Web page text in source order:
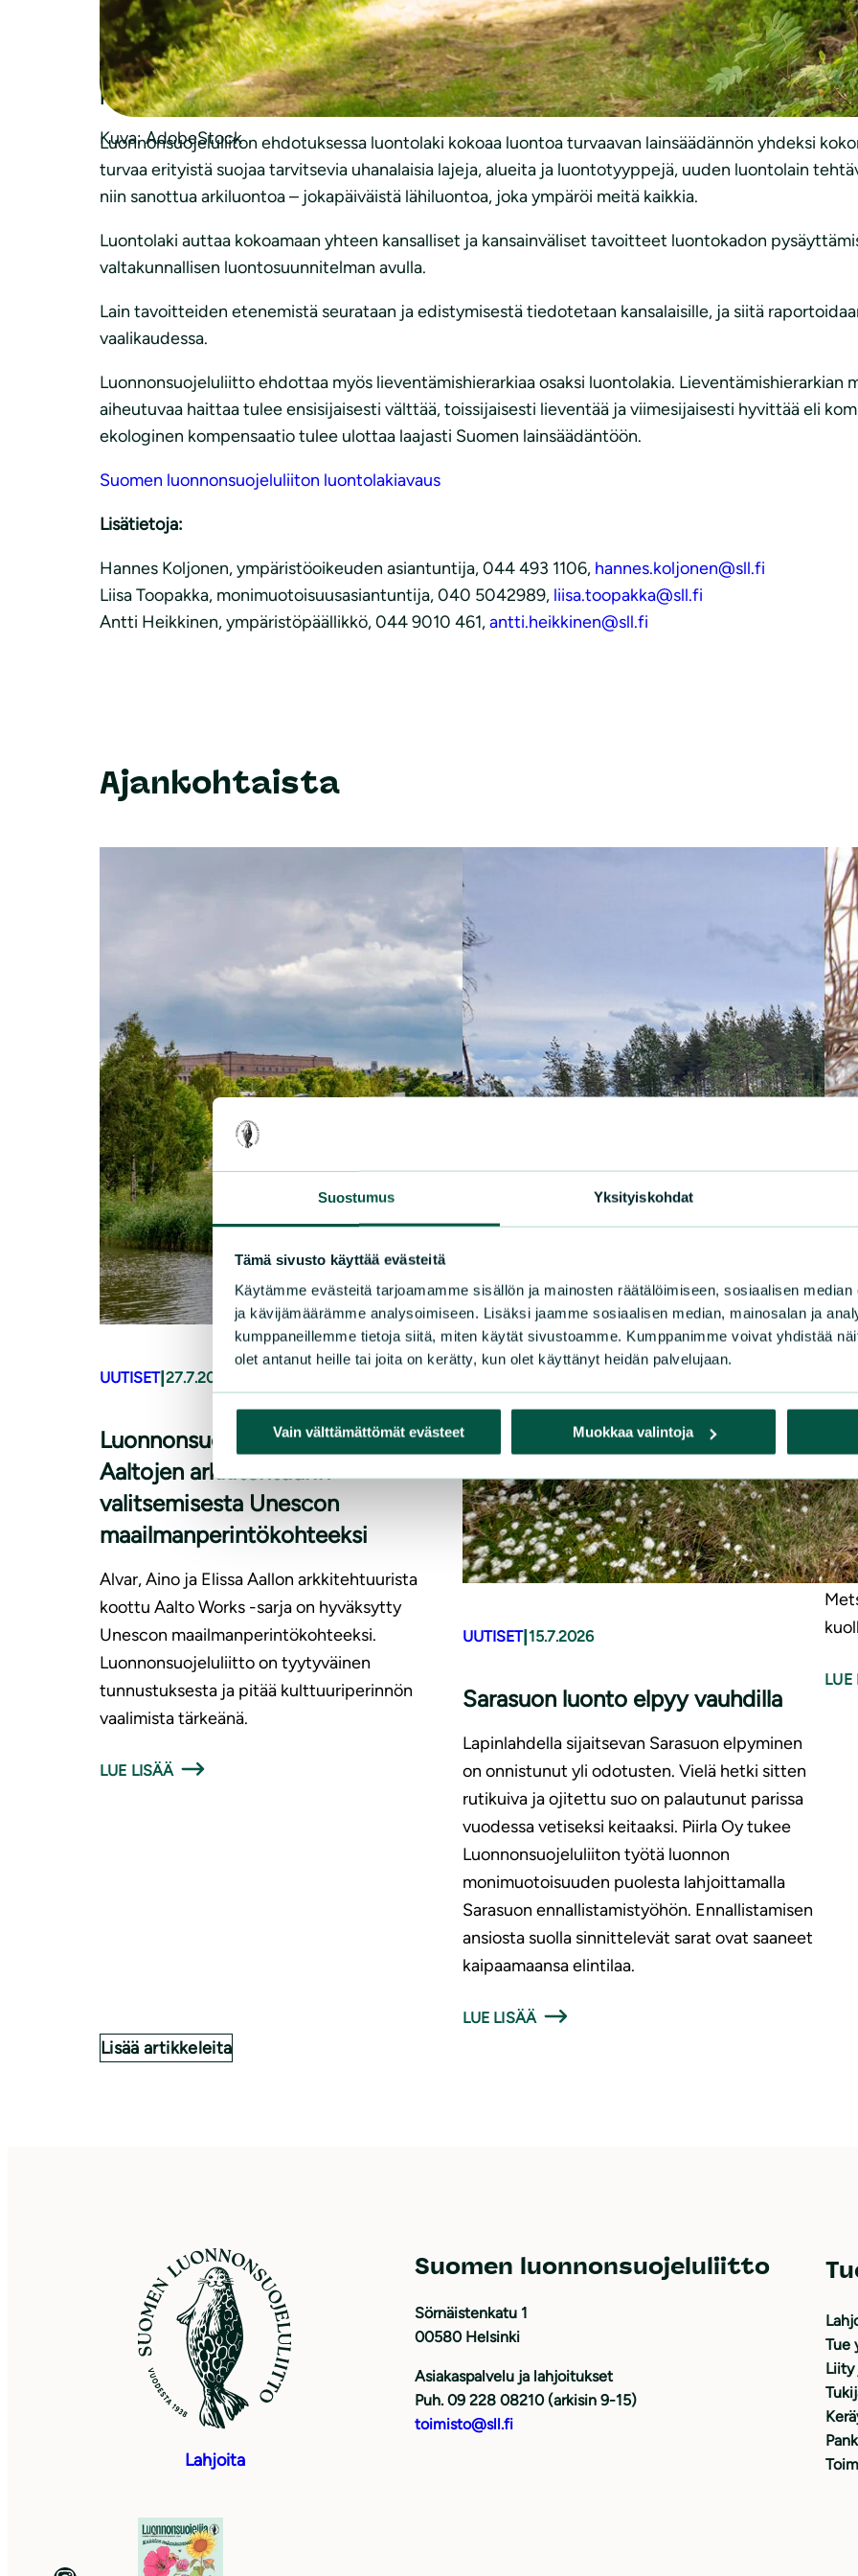
Suostumus Yksityiskohdat
Tämä sivusto käyttää evästeitä
Käytämme evästeitä tarjoamamme sisällön ja mainosten räätälöimiseen, sosiaalisen
ja kävijämäärämme analysoimiseen. Lisäksi jaamme sosiaalisen median, mainosalan ja
kumppaneillemme tietoja siitä, miten käytät sivustoamme. Kumppanimme voivat yhdistää
olet antanut heille tai joita on kerätty, kun olet käyttänyt heidän palvelujaan.
Vain välttämättömät evästeet Muokkaa valintoja
Kuva: AdobeStock
”Luonto köyhtyy koko ajan ympäriltämme. Luontolailla Suomen lakiin kirjattaisiin vuosi milloin tämä
asettaa myös tavoitevuosi milloin Suomi on luontopositiivinen – eli luonnon tila alkaisi vahvistua
tavoitteiden saavuttamiseksi laissa on asetettava riittävät keinot”, sanoo Suomen
Koljonen.
Luonnonsuojeluliiton ehdotuksessa luontolaki kokoaa luontoa turvaavan lainsäädännön yhdeksi
turvaa erityistä suojaa tarvitsevia uhanalaisia lajeja, alueita ja luontotyyppejä, uuden luontolain
niin sanottua arkiluontoa – jokapäiväistä lähiluontoa, joka ympäröi meitä kaikkia.
Luontolaki auttaa kokoamaan yhteen kansalliset ja kansainväliset tavoitteet luontokadon
valtakunnallisen luontosuunnitelman avulla.
Lain tavoitteiden etenemistä seurataan ja edistymisestä tiedotetaan kansalaisille, ja siitä
vaalikaudessa.
Luonnonsuojeluliitto ehdottaa myös lieventämishierarkiaa osaksi luontolakia. Lieventämishierarkian
aiheutuvaa haittaa tulee ensisijaisesti välttää, toissijaisesti lieventää ja viimesijaisesti hyvittää eli
ekologinen kompensaatio tulee ulottaa laajasti Suomen lainsäädäntöön.
Suomen luonnonsuojeluliiton luontolakiavaus
Lisätietoja:
Hannes Koljonen, ympäristöoikeuden asiantuntija, 044 493 1106, hannes.koljonen@sll.fi
Liisa Toopakka, monimuotoisuusasiantuntija, 040 5042989, liisa.toopakka@sll.fi
Antti Heikkinen, ympäristöpäällikkö, 044 9010 461,antti.heikkinen@sll.fi
Ajankohtaista
UUTISET| 27.7.2026
Luonnonsuoleluliitto iloitsee
Aaltojen arkkitehtuurin
valitsemisesta Unescon
maailmanperintökohteeksi
Alvar, Aino ja Elissa Aallon arkkitehtuurista
koottu Aalto Works -sarja on hyväksytty
Unescon maailmanperintökohteeksi.
Luonnonsuojeluliitto on tyytyväinen
tunnustuksesta ja pitää kulttuuriperinnön
vaalimista tärkeänä.
LUE LISÄÄ
UUTISET| 15.7.2026
Sarasuon luonto elpyy vauhdilla
Lapinlahdella sijaitsevan Sarasuon elpyminen
on onnistunut yli odotusten. Vielä hetki sitten
rutikuiva ja ojitettu suo on palautunut parissa
vuodessa vetiseksi keitaaksi. Piirla Oy tukee
Luonnonsuojeluliiton työtä luonnon
monimuotoisuuden puolesta lahjoittamalla
Sarasuon ennallistamistyöhön. Ennallistamisen
ansiosta suolla sinnittelevät sarat ovat saaneet
kaipaamaansa elintilaa.
LUE LISÄÄ
LUE
Lisää artikkeleita
Lahjoita
Suomen luonnonsuojeluliitto
Sörnäistenkatu 1
00580 Helsinki
Asiakaspalvelu ja lahjoitukset
Puh. 09 228 08210 (arkisin 9-15)
toimisto@sll.fi
Tue
Liity